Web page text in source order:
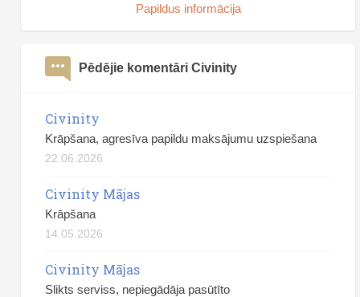
Papildus informācija
Pēdējie komentāri Civinity
Civinity
Krāpšana, agresīva papildu maksājumu uzspiešana
22.06.2026
Civinity Mājas
Krāpšana
14.05.2026
Civinity Mājas
Slikts serviss, nepiegādāja pasūtīto